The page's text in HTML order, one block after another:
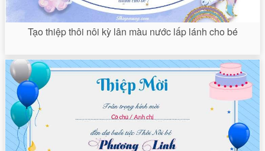
Tạo thiệp thôi nôi kỳ lân màu nước lấp lánh cho bé